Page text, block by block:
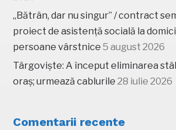
„Bătrân, dar nu singur” / contract
proiect de asistență socială la
persoane vârstnice 5 august 2026
Târgoviște: A început eliminarea
oraș; urmează cablurile 28 iulie 2026
Comentarii recente